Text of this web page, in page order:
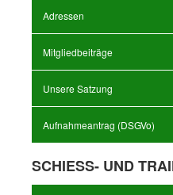
Adressen
Mitgliedbeiträge
Unsere Satzung
Aufnahmeantrag (DSGVo)
SCHIESS- UND